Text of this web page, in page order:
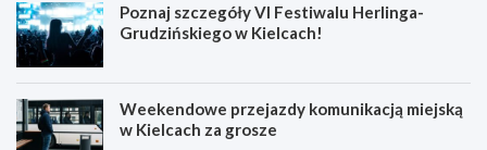
Poznaj szczegóły VI Festiwalu Herlinga-
Grudzińskiego w Kielcach!
Weekendowe przejazdy komunikacją miejską
w Kielcach za grosze